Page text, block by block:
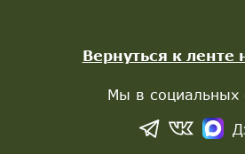
Вернуться к ленте
Мы в социальных